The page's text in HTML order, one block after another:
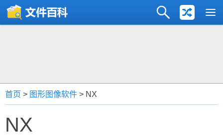
首页 > 图形图像软件 > NX
NX